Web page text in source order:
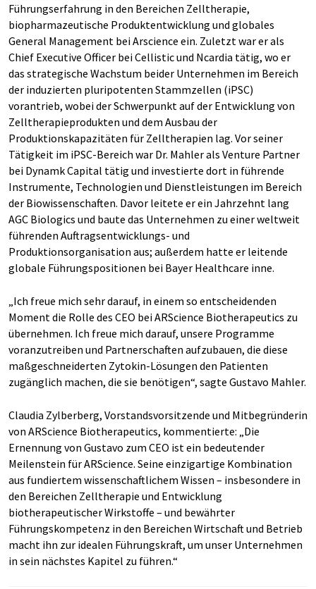
Führungserfahrung in den Bereichen Zelltherapie,
biopharmazeutische Produktentwicklung und globales
General Management bei Arscience ein. Zuletzt war er als
Chief Executive Officer bei Cellistic und Ncardia tätig, wo er
das strategische Wachstum beider Unternehmen im Bereich
der induzierten pluripotenten Stammzellen (iPSC)
vorantrieb, wobei der Schwerpunkt auf der Entwicklung von
Zelltherapieprodukten und dem Ausbau der
Produktionskapazitäten für Zelltherapien lag. Vor seiner
Tätigkeit im iPSC-Bereich war Dr. Mahler als Venture Partner
bei Dynamk Capital tätig und investierte dort in führende
Instrumente, Technologien und Dienstleistungen im Bereich
der Biowissenschaften. Davor leitete er ein Jahrzehnt lang
AGC Biologics und baute das Unternehmen zu einer weltweit
führenden Auftragsentwicklungs- und
Produktionsorganisation aus; außerdem hatte er leitende
globale Führungspositionen bei Bayer Healthcare inne.
„Ich freue mich sehr darauf, in einem so entscheidenden
Moment die Rolle des CEO bei ARScience Biotherapeutics zu
übernehmen. Ich freue mich darauf, unsere Programme
voranzutreiben und Partnerschaften aufzubauen, die diese
maßgeschneiderten Zytokin-Lösungen den Patienten
zugänglich machen, die sie benötigen“, sagte Gustavo Mahler.
Claudia Zylberberg, Vorstandsvorsitzende und Mitbegründerin
von ARScience Biotherapeutics, kommentierte: „Die
Ernennung von Gustavo zum CEO ist ein bedeutender
Meilenstein für ARScience. Seine einzigartige Kombination
aus fundiertem wissenschaftlichem Wissen – insbesondere in
den Bereichen Zelltherapie und Entwicklung
biotherapeutischer Wirkstoffe – und bewährter
Führungskompetenz in den Bereichen Wirtschaft und Betrieb
macht ihn zur idealen Führungskraft, um unser Unternehmen
in sein nächstes Kapitel zu führen.“